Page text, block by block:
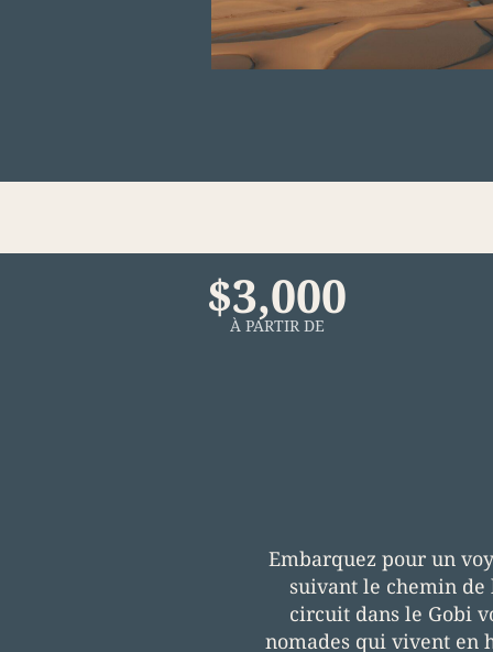
$3,000
À PARTIR DE
Embarquez pour un
suivant le chemin de
circuit dans le Gobi
nomades qui vivent en